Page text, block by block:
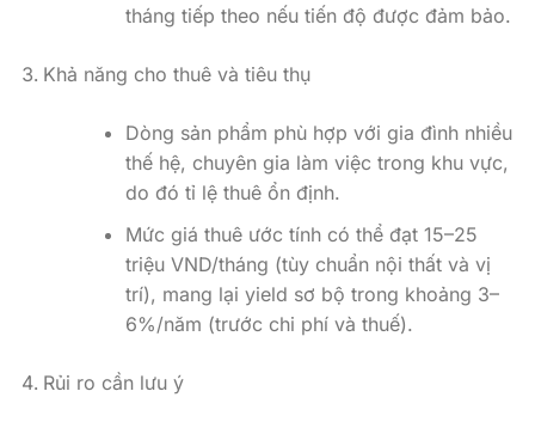
tháng tiếp theo nếu tiến độ được đảm bảo.
Khả năng cho thuê và tiêu thụ
Dòng sản phẩm phù hợp với gia đình nhiều
thế hệ, chuyên gia làm việc trong khu vực,
do đó tỉ lệ thuê ổn định.
Mức giá thuê ước tính có thể đạt 15–25
triệu VND/tháng (tùy chuẩn nội thất và vị
trí), mang lại yield sơ bộ trong khoảng 3–
6%/năm (trước chi phí và thuế).
Rủi ro cần lưu ý